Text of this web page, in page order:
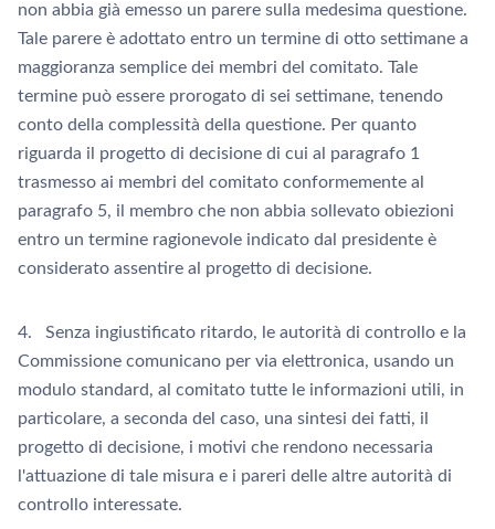
non abbia già emesso un parere sulla medesima questione.
Tale parere è adottato entro un termine di otto settimane a
maggioranza semplice dei membri del comitato. Tale
termine può essere prorogato di sei settimane, tenendo
conto della complessità della questione. Per quanto
riguarda il progetto di decisione di cui al paragrafo 1
trasmesso ai membri del comitato conformemente al
paragrafo 5, il membro che non abbia sollevato obiezioni
entro un termine ragionevole indicato dal presidente è
considerato assentire al progetto di decisione.
4. Senza ingiustificato ritardo, le autorità di controllo e la
Commissione comunicano per via elettronica, usando un
modulo standard, al comitato tutte le informazioni utili, in
particolare, a seconda del caso, una sintesi dei fatti, il
progetto di decisione, i motivi che rendono necessaria
l'attuazione di tale misura e i pareri delle altre autorità di
controllo interessate.